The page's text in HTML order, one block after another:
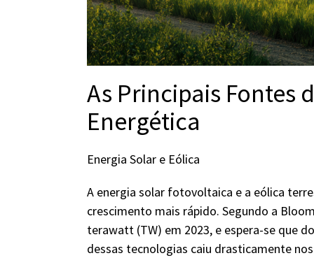
As Principais Fontes
Energética
Energia Solar e Eólica
A energia solar fotovoltaica e a eólica
crescimento mais rápido. Segundo a
terawatt (TW) em 2023, e espera-se que
dessas tecnologias caiu drasticamente